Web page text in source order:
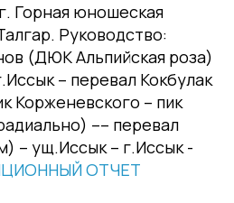
Горная юношеская
Руководство:
(ДЮК Альпийская роза)
– перевал Кокбулак
Корженевского – пик
–– перевал
– ущ.Иссык – г.Иссык -
ОТЧЕТ